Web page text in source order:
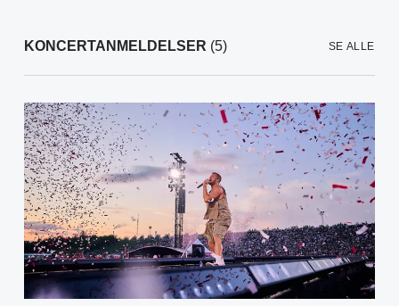
KONCERTANMELDELSER (5) SE ALLE